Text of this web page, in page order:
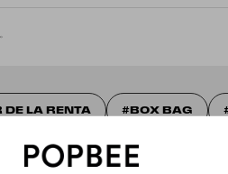
DE LA RENTA BOX BAG
ANIMAL PRINT